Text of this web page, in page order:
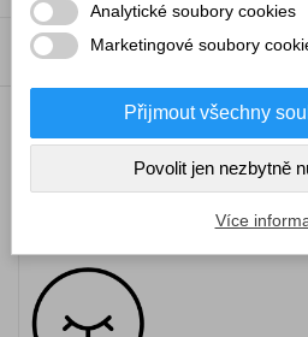
NABÍDKA
Narkotizační technika
NARKOTIZAČNÍ TECHNIKA
Analytické soubory cookies
Marketingové soubory
Přijmout všechny
Povolit jen nezbytně
Více